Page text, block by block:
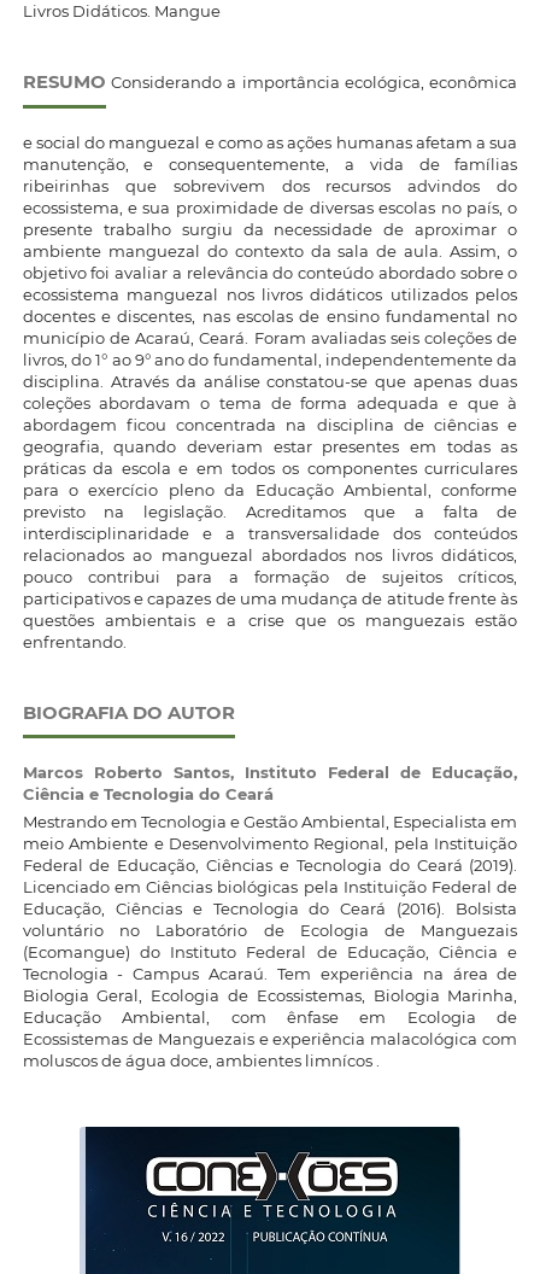
Livros Didáticos. Mangue
RESUMO Considerando a importância ecológica, econômica
e social do manguezal e como as ações humanas afetam a sua
manutenção, e consequentemente, a vida de famílias
ribeirinhas que sobrevivem dos recursos advindos do
ecossistema, e sua proximidade de diversas escolas no país, o
presente trabalho surgiu da necessidade de aproximar o
ambiente manguezal do contexto da sala de aula. Assim, o
objetivo foi avaliar a relevância do conteúdo abordado sobre o
ecossistema manguezal nos livros didáticos utilizados pelos
docentes e discentes, nas escolas de ensino fundamental no
município de Acaraú, Ceará. Foram avaliadas seis coleções de
livros, do 1° ao 9° ano do fundamental, independentemente da
disciplina. Através da análise constatou-se que apenas duas
coleções abordavam o tema de forma adequada e que à
abordagem ficou concentrada na disciplina de ciências e
geografia, quando deveriam estar presentes em todas as
práticas da escola e em todos os componentes curriculares
para o exercício pleno da Educação Ambiental, conforme
previsto na legislação. Acreditamos que a falta de
interdisciplinaridade e a transversalidade dos conteúdos
relacionados ao manguezal abordados nos livros didáticos,
pouco contribui para a formação de sujeitos críticos,
participativos e capazes de uma mudança de atitude frente às
questões ambientais e a crise que os manguezais estão
enfrentando.
BIOGRAFIA DO AUTOR
Marcos Roberto Santos, Instituto Federal de Educação,
Ciência e Tecnologia do Ceará
Mestrando em Tecnologia e Gestão Ambiental, Especialista em
meio Ambiente e Desenvolvimento Regional, pela Instituição
Federal de Educação, Ciências e Tecnologia do Ceará (2019).
Licenciado em Ciências biológicas pela Instituição Federal de
Educação, Ciências e Tecnologia do Ceará (2016). Bolsista
voluntário no Laboratório de Ecologia de Manguezais
(Ecomangue) do Instituto Federal de Educação, Ciência e
Tecnologia - Campus Acaraú. Tem experiência na área de
Biologia Geral, Ecologia de Ecossistemas, Biologia Marinha,
Educação Ambiental, com ênfase em Ecologia de
Ecossistemas de Manguezais e experiência malacológica com
moluscos de água doce, ambientes limnícos .